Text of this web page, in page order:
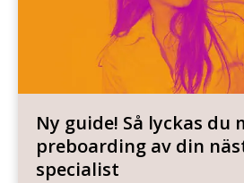
Ny guide! Så lyckas du
preboarding av din
specialist